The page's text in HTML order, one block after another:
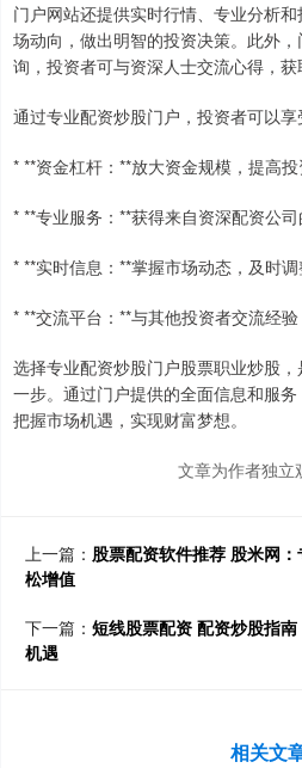
门户网站还提供实时行情、专业分析
场动向，做出明智的投资决策。此外
询，投资者可与资深人士交流心得，获
通过专业配资炒股门户，投资者可以享
* **资金杠杆：**放大资金规模，提高投
* **专业服务：**获得来自资深配资公司
* **实时信息：**掌握市场动态，及时调
* **交流平台：**与其他投资者交流经验
选择专业配资炒股门户股票职业炒股
一步。通过门户提供的全面信息和服
把握市场机遇，实现财富梦想。
文章为作者独立
上一篇： 股票配资软件推荐 股米网
松增值
下一篇： 短线股票配资 配资炒股指
机遇
相关文